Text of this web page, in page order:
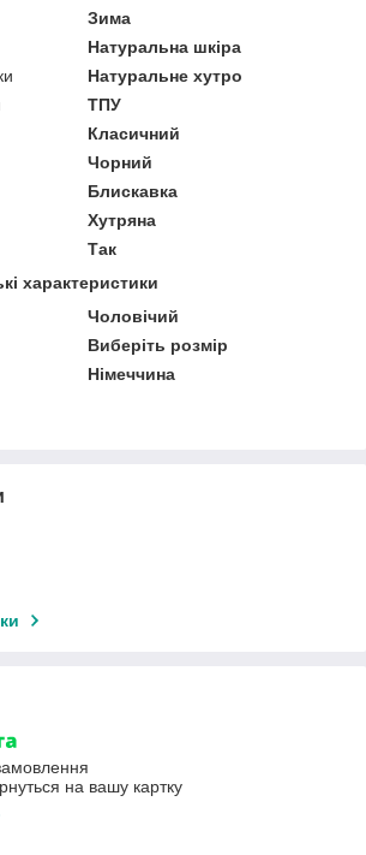
Зима
Натуральна шкіра
Натуральне хутро
ТПУ
Класичний
Чорний
Блискавка
Хутряна
Так
характеристики
Чоловічий
Виберіть розмір
Німеччина
на вашу картку